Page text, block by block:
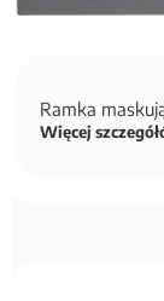
Ramka
Więcej